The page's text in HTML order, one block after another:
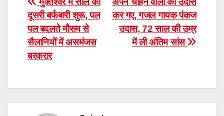
Post
navigation
कर गए, गजल गायक पंकज
उदास, 72 साल की उम्र
में ली अंतिम सांस
दूसरी बर्फबारी शुरू, पल
पल बदलते मौसम से
सैलानियों में असमंजस
बरकरार